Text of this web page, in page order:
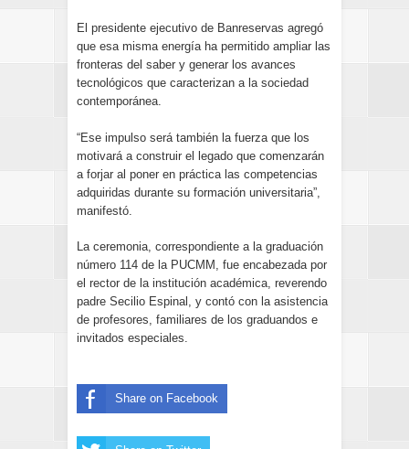
El presidente ejecutivo de Banreservas agregó
que esa misma energía ha permitido ampliar las
fronteras del saber y generar los avances
tecnológicos que caracterizan a la sociedad
contemporánea.
“Ese impulso será también la fuerza que los
motivará a construir el legado que comenzarán
a forjar al poner en práctica las competencias
adquiridas durante su formación universitaria”,
manifestó.
La ceremonia, correspondiente a la graduación
número 114 de la PUCMM, fue encabezada por
el rector de la institución académica, reverendo
padre Secilio Espinal, y contó con la asistencia
de profesores, familiares de los graduandos e
invitados especiales.
Share on Facebook